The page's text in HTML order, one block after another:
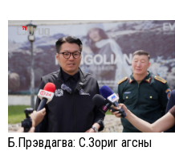
Б.Пүрэвдагва: С.Зориг агсны